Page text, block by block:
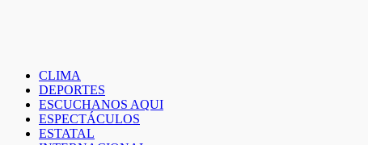
CLIMA
DEPORTES
ESCUCHANOS AQUI
ESPECTÁCULOS
ESTATAL